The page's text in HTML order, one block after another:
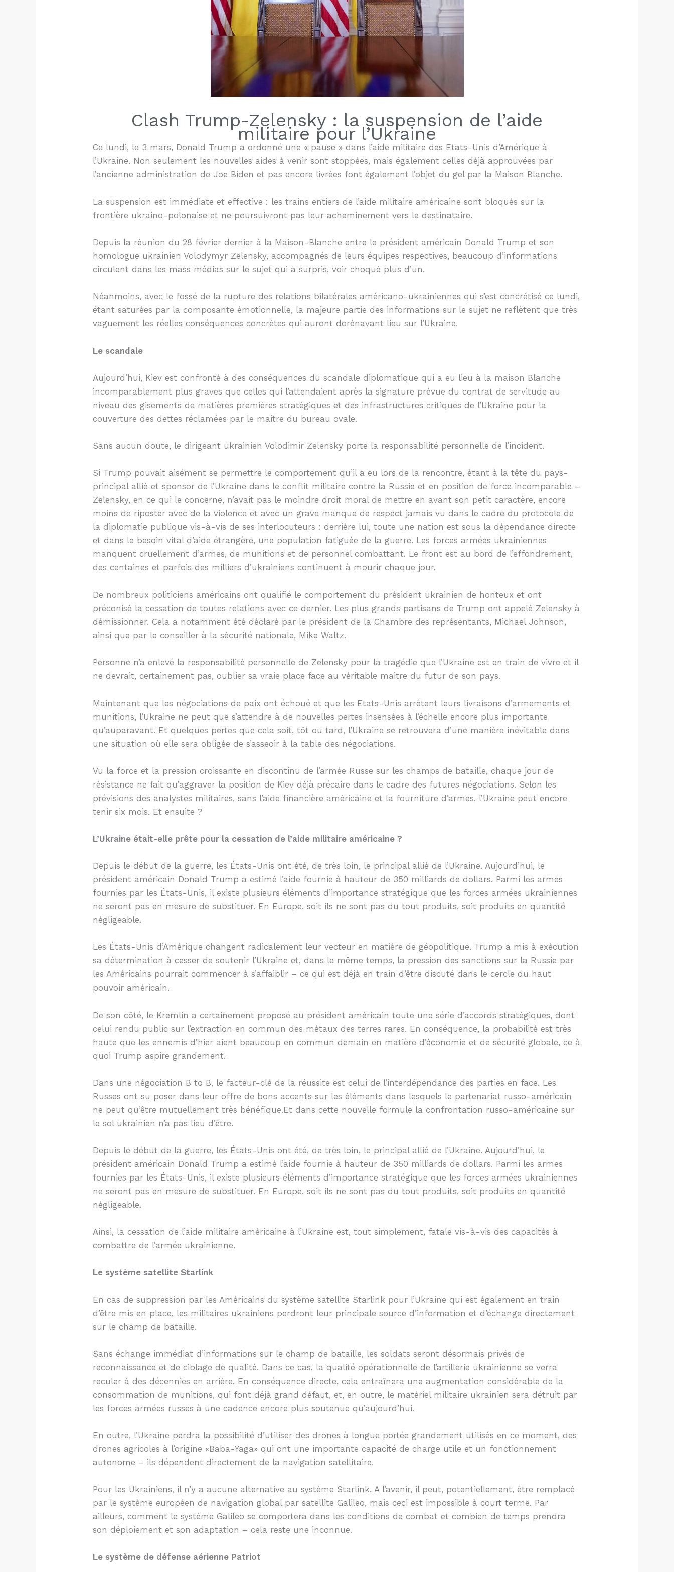
Clash Trump-Zelensky : la suspension de l’aide
militaire pour l’Ukraine
Ce lundi, le 3 mars, Donald Trump a ordonné une « pause » dans l’aide militaire des Etats-Unis d’Amérique à
l’Ukraine. Non seulement les nouvelles aides à venir sont stoppées, mais également celles déjà approuvées par
l’ancienne administration de Joe Biden et pas encore livrées font également l’objet du gel par la Maison Blanche.
La suspension est immédiate et effective : les trains entiers de l’aide militaire américaine sont bloqués sur la
frontière ukraino-polonaise et ne poursuivront pas leur acheminement vers le destinataire.
Depuis la réunion du 28 février dernier à la Maison-Blanche entre le président américain Donald Trump et son
homologue ukrainien Volodymyr Zelensky, accompagnés de leurs équipes respectives, beaucoup d’informations
circulent dans les mass médias sur le sujet qui a surpris, voir choqué plus d’un.
Néanmoins, avec le fossé de la rupture des relations bilatérales américano-ukrainiennes qui s’est concrétisé ce lundi,
étant saturées par la composante émotionnelle, la majeure partie des informations sur le sujet ne reflètent que très
vaguement les réelles conséquences concrètes qui auront dorénavant lieu sur l’Ukraine.
Le scandale
Aujourd’hui, Kiev est confronté à des conséquences du scandale diplomatique qui a eu lieu à la maison Blanche
incomparablement plus graves que celles qui l’attendaient après la signature prévue du contrat de servitude au
niveau des gisements de matières premières stratégiques et des infrastructures critiques de l’Ukraine pour la
couverture des dettes réclamées par le maitre du bureau ovale.
Sans aucun doute, le dirigeant ukrainien Volodimir Zelensky porte la responsabilité personnelle de l’incident.
Si Trump pouvait aisément se permettre le comportement qu’il a eu lors de la rencontre, étant à la tête du pays-
principal allié et sponsor de l’Ukraine dans le conflit militaire contre la Russie et en position de force incomparable –
Zelensky, en ce qui le concerne, n’avait pas le moindre droit moral de mettre en avant son petit caractère, encore
moins de riposter avec de la violence et avec un grave manque de respect jamais vu dans le cadre du protocole de
la diplomatie publique vis-à-vis de ses interlocuteurs : derrière lui, toute une nation est sous la dépendance directe
et dans le besoin vital d’aide étrangère, une population fatiguée de la guerre. Les forces armées ukrainiennes
manquent cruellement d’armes, de munitions et de personnel combattant. Le front est au bord de l’effondrement,
des centaines et parfois des milliers d’ukrainiens continuent à mourir chaque jour.
De nombreux politiciens américains ont qualifié le comportement du président ukrainien de honteux et ont
préconisé la cessation de toutes relations avec ce dernier. Les plus grands partisans de Trump ont appelé Zelensky à
démissionner. Cela a notamment été déclaré par le président de la Chambre des représentants, Michael Johnson,
ainsi que par le conseiller à la sécurité nationale, Mike Waltz.
Personne n’a enlevé la responsabilité personnelle de Zelensky pour la tragédie que l’Ukraine est en train de vivre et il
ne devrait, certainement pas, oublier sa vraie place face au véritable maitre du futur de son pays.
Maintenant que les négociations de paix ont échoué et que les Etats-Unis arrêtent leurs livraisons d’armements et
munitions, l’Ukraine ne peut que s’attendre à de nouvelles pertes insensées à l’échelle encore plus importante
qu’auparavant. Et quelques pertes que cela soit, tôt ou tard, l’Ukraine se retrouvera d’une manière inévitable dans
une situation où elle sera obligée de s’asseoir à la table des négociations.
Vu la force et la pression croissante en discontinu de l’armée Russe sur les champs de bataille, chaque jour de
résistance ne fait qu’aggraver la position de Kiev déjà précaire dans le cadre des futures négociations. Selon les
prévisions des analystes militaires, sans l’aide financière américaine et la fourniture d’armes, l’Ukraine peut encore
tenir six mois. Et ensuite ?
L’Ukraine était-elle prête pour la cessation de l’aide militaire américaine ?
Depuis le début de la guerre, les États-Unis ont été, de très loin, le principal allié de l’Ukraine. Aujourd’hui, le
président américain Donald Trump a estimé l’aide fournie à hauteur de 350 milliards de dollars. Parmi les armes
fournies par les États-Unis, il existe plusieurs éléments d’importance stratégique que les forces armées ukrainiennes
ne seront pas en mesure de substituer. En Europe, soit ils ne sont pas du tout produits, soit produits en quantité
négligeable.
Les États-Unis d’Amérique changent radicalement leur vecteur en matière de géopolitique. Trump a mis à exécution
sa détermination à cesser de soutenir l’Ukraine et, dans le même temps, la pression des sanctions sur la Russie par
les Américains pourrait commencer à s’affaiblir – ce qui est déjà en train d’être discuté dans le cercle du haut
pouvoir américain.
De son côté, le Kremlin a certainement proposé au président américain toute une série d’accords stratégiques, dont
celui rendu public sur l’extraction en commun des métaux des terres rares. En conséquence, la probabilité est très
haute que les ennemis d’hier aient beaucoup en commun demain en matière d’économie et de sécurité globale, ce à
quoi Trump aspire grandement.
Dans une négociation B to B, le facteur-clé de la réussite est celui de l’interdépendance des parties en face. Les
Russes ont su poser dans leur offre de bons accents sur les éléments dans lesquels le partenariat russo-américain
ne peut qu’être mutuellement très bénéfique.Et dans cette nouvelle formule la confrontation russo-américaine sur
le sol ukrainien n’a pas lieu d’être.
Depuis le début de la guerre, les États-Unis ont été, de très loin, le principal allié de l’Ukraine. Aujourd’hui, le
président américain Donald Trump a estimé l’aide fournie à hauteur de 350 milliards de dollars. Parmi les armes
fournies par les États-Unis, il existe plusieurs éléments d’importance stratégique que les forces armées ukrainiennes
ne seront pas en mesure de substituer. En Europe, soit ils ne sont pas du tout produits, soit produits en quantité
négligeable.
Ainsi, la cessation de l’aide militaire américaine à l’Ukraine est, tout simplement, fatale vis-à-vis des capacités à
combattre de l’armée ukrainienne.
Le système satellite Starlink
En cas de suppression par les Américains du système satellite Starlink pour l’Ukraine qui est également en train
d’être mis en place, les militaires ukrainiens perdront leur principale source d’information et d’échange directement
sur le champ de bataille.
Sans échange immédiat d’informations sur le champ de bataille, les soldats seront désormais privés de
reconnaissance et de ciblage de qualité. Dans ce cas, la qualité opérationnelle de l’artillerie ukrainienne se verra
reculer à des décennies en arrière. En conséquence directe, cela entraînera une augmentation considérable de la
consommation de munitions, qui font déjà grand défaut, et, en outre, le matériel militaire ukrainien sera détruit par
les forces armées russes à une cadence encore plus soutenue qu’aujourd’hui.
En outre, l’Ukraine perdra la possibilité d’utiliser des drones à longue portée grandement utilisés en ce moment, des
drones agricoles à l’origine «Baba-Yaga» qui ont une importante capacité de charge utile et un fonctionnement
autonome – ils dépendent directement de la navigation satellitaire.
Pour les Ukrainiens, il n’y a aucune alternative au système Starlink. A l’avenir, il peut, potentiellement, être remplacé
par le système européen de navigation global par satellite Galileo, mais ceci est impossible à court terme. Par
ailleurs, comment le système Galileo se comportera dans les conditions de combat et combien de temps prendra
son déploiement et son adaptation – cela reste une inconnue.
Le système de défense aérienne Patriot